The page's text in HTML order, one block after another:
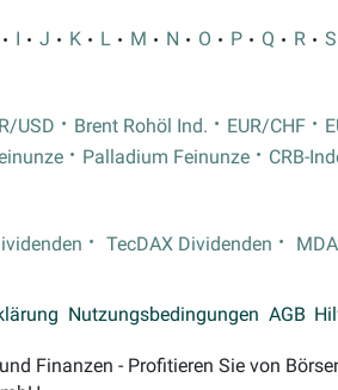
I J K L M N O P Q R S
USD Brent Rohöl Ind. EUR/CHF
Palladium Feinunze CRB-
TecDAX Dividenden
Nutzungsbedingungen AGB
Finanzen - Profitieren Sie von